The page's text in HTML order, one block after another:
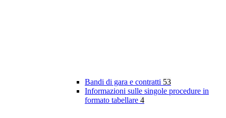
Bandi di gara e contratti 53
Informazioni sulle singole procedure in
formato tabellare 4